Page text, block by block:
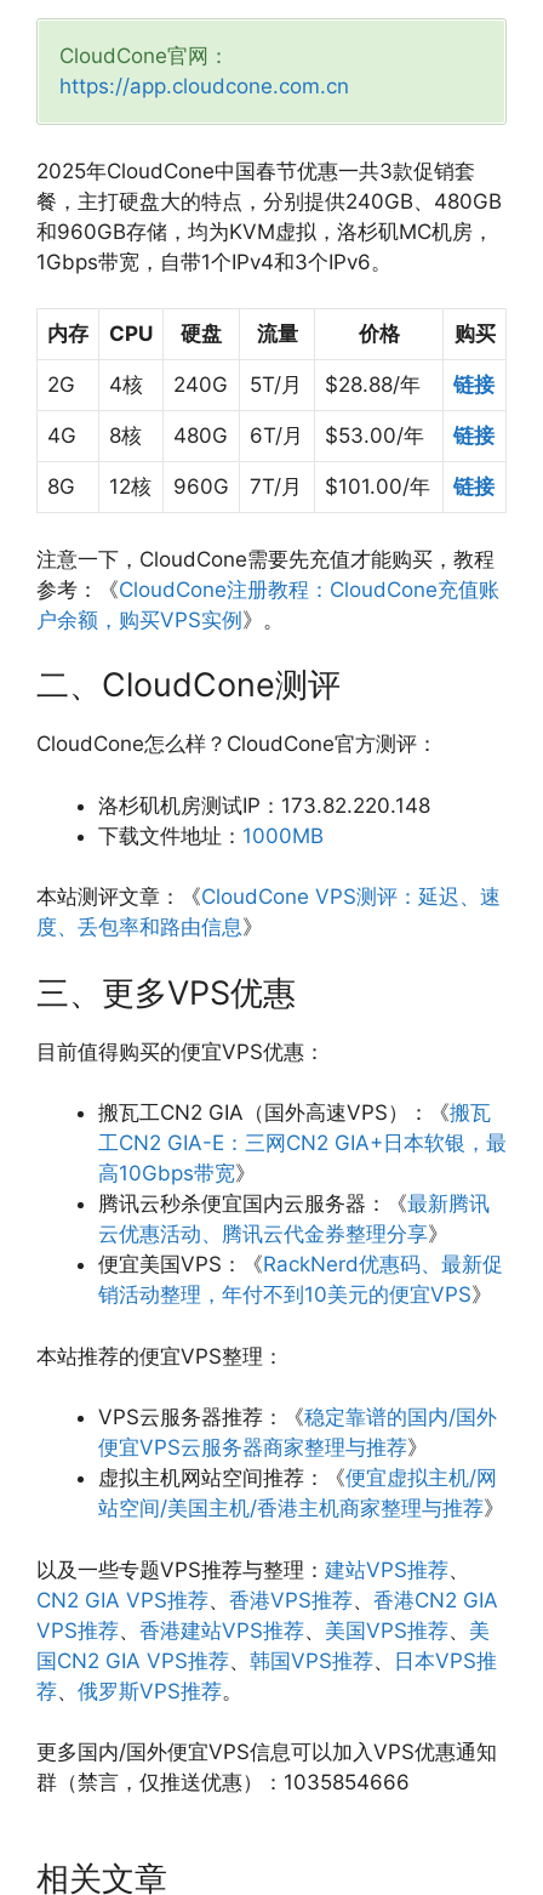
CloudCone官网：
https://app.cloudcone.com.cn
2025年CloudCone中国春节优惠一共3款促销套
餐，主打硬盘大的特点，分别提供240GB、480GB
和960GB存储，均为KVM虚拟，洛杉矶MC机房，
1Gbps带宽，自带1个IPv4和3个IPv6。
内存 CPU 硬盘 流量 价格 购买
2G 4核 240G 5T/月 $28.88/年 链接
4G 8核 480G 6T/月 $53.00/年 链接
8G 12核 960G 7T/月 $101.00/年 链接
注意一下，CloudCone需要先充值才能购买，教程
参考：《CloudCone注册教程：CloudCone充值账
户余额，购买VPS实例》。
二、CloudCone测评
CloudCone怎么样？CloudCone官方测评：
洛杉矶机房测试IP：173.82.220.148
下载文件地址： 1000MB
本站测评文章：《CloudCone VPS测评：延迟、速
度、丢包率和路由信息》
三、更多VPS优惠
目前值得购买的便宜VPS优惠：
搬瓦工CN2 GIA（国外高速VPS）：《搬瓦
工CN2 GIA-E：三网CN2 GIA+日本软银，最
高10Gbps带宽》
腾讯云秒杀便宜国内云服务器：《最新腾讯
云优惠活动、腾讯云代金券整理分享》
便宜美国VPS：《RackNerd优惠码、最新促
销活动整理，年付不到10美元的便宜VPS》
本站推荐的便宜VPS整理：
VPS云服务器推荐：《稳定靠谱的国内/国外
便宜VPS云服务器商家整理与推荐》
虚拟主机网站空间推荐：《便宜虚拟主机/网
站空间/美国主机/香港主机商家整理与推荐》
以及一些专题VPS推荐与整理： 建站VPS推荐、
CN2 GIA VPS推荐、 香港VPS推荐、 香港CN2 GIA
VPS推荐、 香港建站VPS推荐、 美国VPS推荐、 美
国CN2 GIA VPS推荐、 韩国VPS推荐、 日本VPS推
荐、 俄罗斯VPS推荐。
更多国内/国外便宜VPS信息可以加入VPS优惠通知
群（禁言，仅推送优惠）：1035854666
相关文章